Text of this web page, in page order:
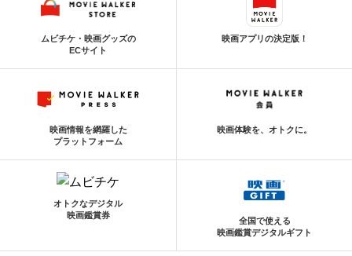
ムビチケ・映画グッズの
ECサイト
映画アプリの決定版！
映画情報を網羅した
プラットフォーム
映画体験を、オトクに。
オトクなデジタル
映画鑑賞券
全国で使える
映画鑑賞デジタルギフト